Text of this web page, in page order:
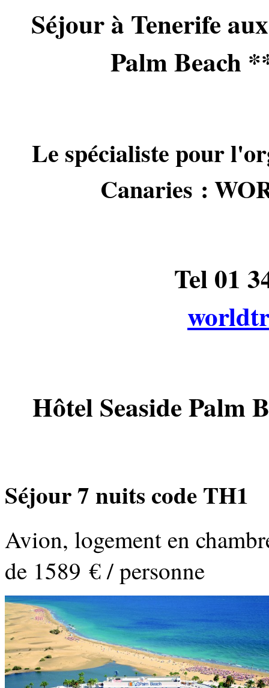
Séjour à Tenerife
Palm Beach
Le spécialiste pour
Canaries :
Tel 01
Hôtel Seaside Palm
Séjour 7 nuits code TH1
Avion, logement en
de 1589 € / personne